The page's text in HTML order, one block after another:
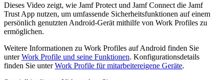
Dieses Video zeigt, wie Jamf Protect und Jamf Connect die Jamf
Trust App nutzen, um umfassende Sicherheitsfunktionen auf einem
persönlich genutzten Android-Gerät mithilfe von Work Profiles zu
ermöglichen.
Weitere Informationen zu Work Profiles auf Android finden Sie
unterWork Profile und seine Funktionen. Konfigurationsdetails
finden Sie unterWork Profile für mitarbeitereigene Geräte.